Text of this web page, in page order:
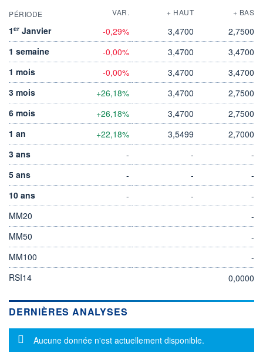
PÉRIODE VAR. + HAUT + BAS
1er Janvier -0,29% 3,4700
2,7500
1 semaine
-0,00% 3,4700
3,4700
1 mois
-0,00% 3,4700
3,4700
3 mois
+26,18% 3,4700
2,7500
6 mois
+26,18% 3,4700
2,7500
1 an
+22,18% 3,5499
2,7000
3 ans
- -
-
5 ans
- -
-
10 ans
- -
-
MM20
-
MM50
-
MM100
-
RSI14
0,0000
DERNIÈRES ANALYSES
Message d'information
Aucune donnée n'est actuellement disponible.